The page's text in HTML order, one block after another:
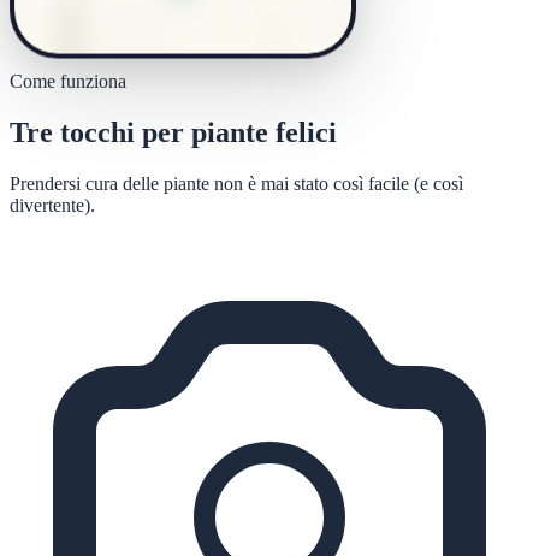
Come funziona
Tre tocchi per piante felici
Prendersi cura delle piante non è mai stato così facile (e così
divertente).